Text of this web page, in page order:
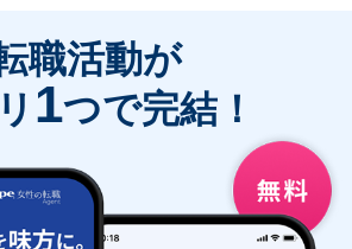
職活動が
1つで完結！